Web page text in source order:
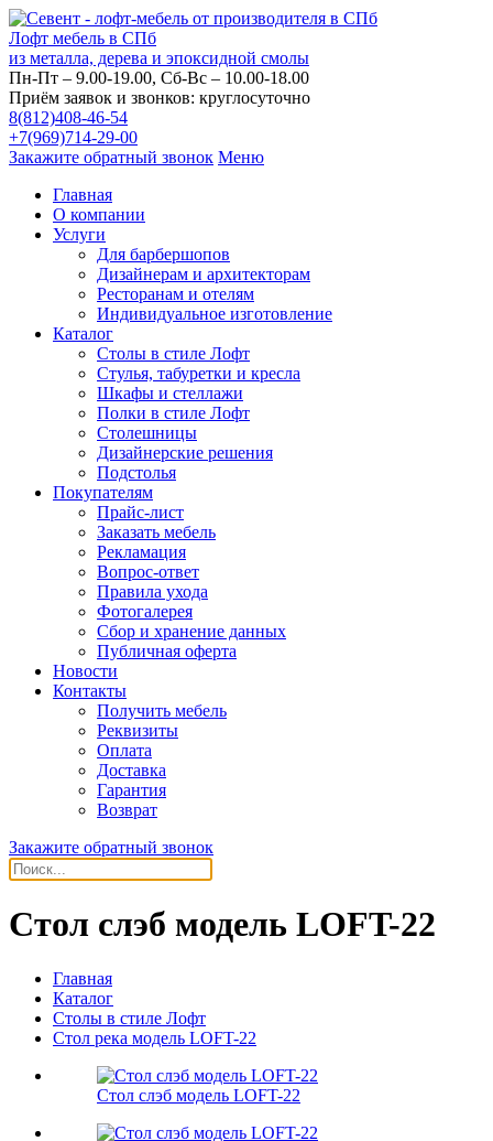
Лофт мебель в СПб
из металла, дерева и эпоксидной смолы
Пн-Пт – 9.00-19.00, Сб-Вс – 10.00-18.00
Приём заявок и звонков: круглосуточно
8(812)408-46-54
+7(969)714-29-00
Закажите обратный звонок Меню
Главная
О компании
Услуги
Для барбершопов
Дизайнерам и архитекторам
Ресторанам и отелям
Индивидуальное изготовление
Каталог
Столы в стиле Лофт
Стулья, табуретки и кресла
Шкафы и стеллажи
Полки в стиле Лофт
Столешницы
Дизайнерские решения
Подстолья
Покупателям
Прайс-лист
Заказать мебель
Рекламация
Вопрос-ответ
Правила ухода
Фотогалерея
Сбор и хранение данных
Публичная оферта
Новости
Контакты
Получить мебель
Реквизиты
Оплата
Доставка
Гарантия
Возврат
Закажите обратный звонок
Стол слэб модель LOFT-22
Главная
Каталог
Столы в стиле Лофт
Стол река модель LOFT-22
Стол слэб модель LOFT-22